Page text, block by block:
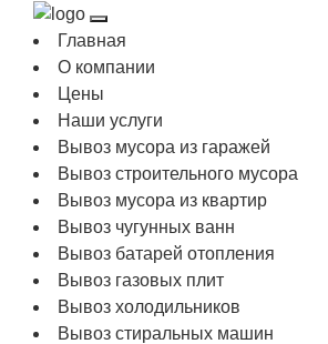
Главная
О компании
Цены
Наши услуги
Вывоз мусора из гаражей
Вывоз строительного мусора
Вывоз мусора из квартир
Вывоз чугунных ванн
Вывоз батарей отопления
Вывоз газовых плит
Вывоз холодильников
Вывоз стиральных машин